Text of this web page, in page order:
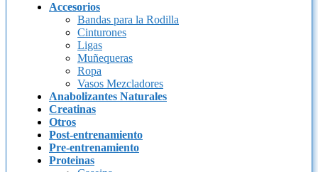
Accesorios
Bandas para la Rodilla
Cinturones
Ligas
Muñequeras
Ropa
Vasos Mezcladores
Anabolizantes Naturales
Creatinas
Otros
Post-entrenamiento
Pre-entrenamiento
Proteinas